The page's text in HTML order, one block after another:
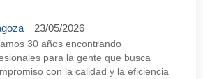
23/05/2026
30 años encontrando
para la gente que busca
con la calidad y la eficiencia